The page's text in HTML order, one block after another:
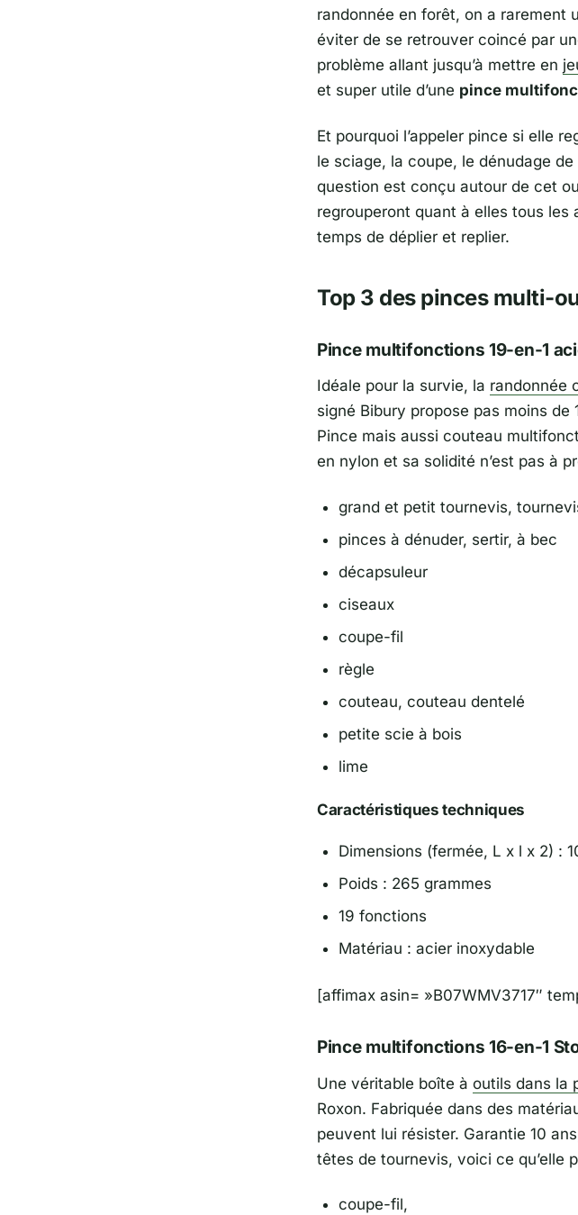
randonnée en forêt, on a rarement
éviter de se retrouver coincé par
problème allant jusqu’à mettre en
et super utile d’une pince
Et pourquoi l’appeler pince si elle
le sciage, la coupe, le dénudage
question est conçu autour de cet
regrouperont quant à elles tous les
temps de déplier et replier.
Top 3 des pinces multi-
Pince multifonctions 19-en-1
Idéale pour la survie, la randonnée
signé Bibury propose pas moins
Pince mais aussi couteau
en nylon et sa solidité n’est pas à
grand et petit tournevis,
pinces à dénuder, sertir, à bec
décapsuleur
ciseaux
coupe-fil
règle
couteau, couteau dentelé
petite scie à bois
lime
Caractéristiques techniques
Dimensions (fermée, L x l x 2) :
Poids : 265 grammes
19 fonctions
Matériau : acier inoxydable
[affimax asin= »B07WMV3717″
Pince multifonctions 16-en-1
Une véritable boîte à outils dans la
Roxon. Fabriquée dans des
peuvent lui résister. Garantie 10
têtes de tournevis, voici ce qu’elle
coupe-fil,